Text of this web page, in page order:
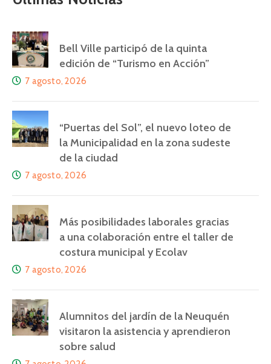
Bell Ville participó de la quinta
edición de “Turismo en Acción”
7 agosto, 2026
“Puertas del Sol”, el nuevo loteo de
la Municipalidad en la zona sudeste
de la ciudad
7 agosto, 2026
Más posibilidades laborales gracias
a una colaboración entre el taller de
costura municipal y Ecolav
7 agosto, 2026
Alumnitos del jardín de la Neuquén
visitaron la asistencia y aprendieron
sobre salud